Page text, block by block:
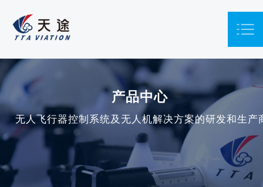
产品中心
无人飞行器控制系统及无人机解决方案的研发和生产